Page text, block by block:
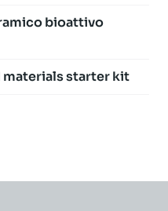
bioattivo
materials starter kit